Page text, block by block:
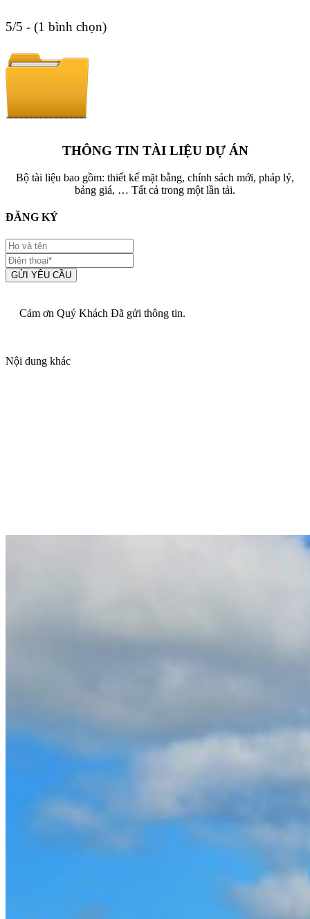
5/5 - (1 bình chọn)
THÔNG TIN TÀI LIỆU DỰ ÁN
Bộ tài liệu bao gồm: thiết kế mặt bằng, chính sách mới, pháp lý,
bảng giá, … Tất cả trong một lần tải.
ĐĂNG KÝ
GỬI YÊU CẦU
Cảm ơn Quý Khách Đã gửi thông tin.
Nội dung khác